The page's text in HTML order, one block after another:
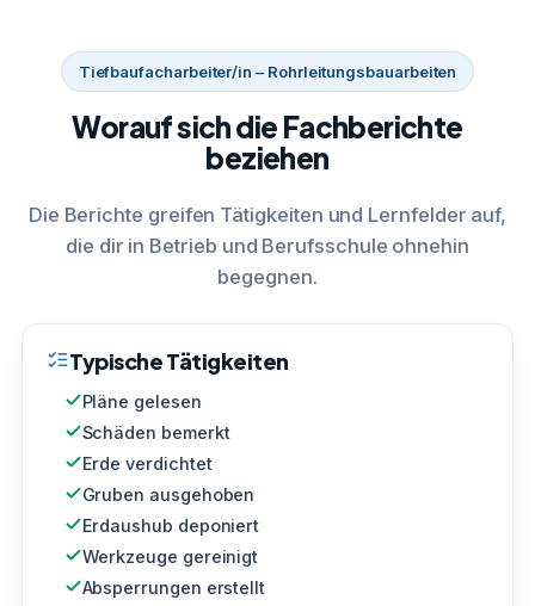
Tiefbaufacharbeiter/in – Rohrleitungsbauarbeiten
Worauf sich die Fachberichte
beziehen
Die Berichte greifen Tätigkeiten und Lernfelder auf,
die dir in Betrieb und Berufsschule ohnehin
begegnen.
Typische Tätigkeiten
Pläne gelesen
Schäden bemerkt
Erde verdichtet
Gruben ausgehoben
Erdaushub deponiert
Werkzeuge gereinigt
Absperrungen erstellt